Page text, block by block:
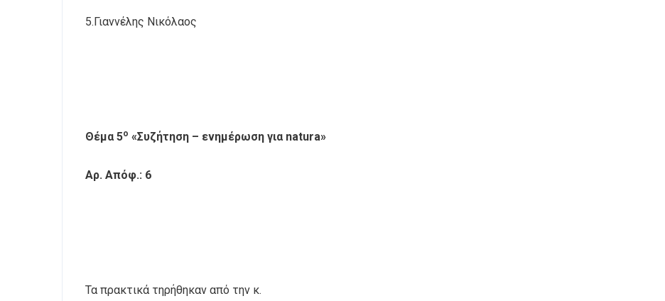
5.Γιαννέλης Νικόλαος
Θέμα 5ο «Συζήτηση – ενημέρωση για natura»
Αρ. Απόφ.: 6
Τα πρακτικά τηρήθηκαν από την κ.